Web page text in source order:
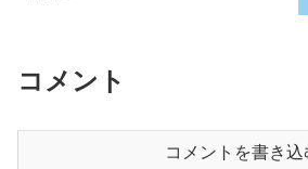
コメント
コメントを書き込